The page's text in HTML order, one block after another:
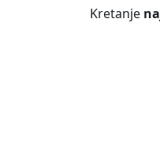
Kretanje